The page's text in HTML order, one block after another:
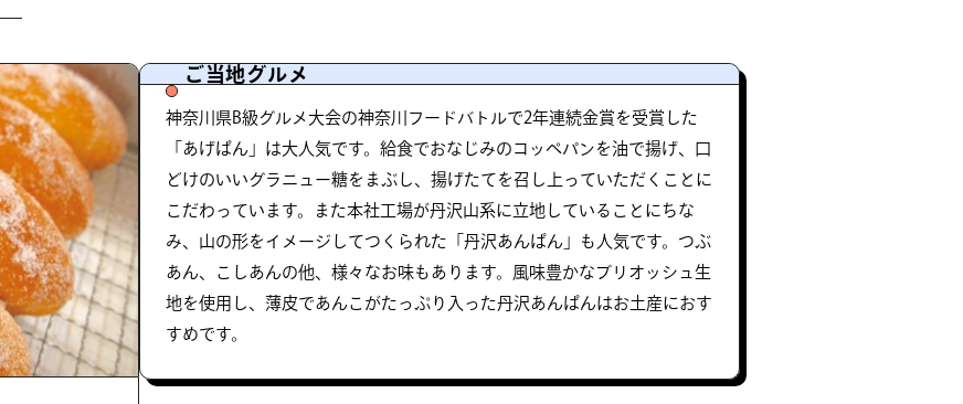
ご当地グルメ
神奈川県B級グルメ大会の神奈川フードバトルで2年連続金賞を受賞した
「あげぱん」は大人気です。給食でおなじみのコッペパンを油で揚げ、口
どけのいいグラニュー糖をまぶし、揚げたてを召し上っていただくことに
こだわっています。また本社工場が丹沢山系に立地していることにちな
み、山の形をイメージしてつくられた「丹沢あんぱん」も人気です。つぶ
あん、こしあんの他、様々なお味もあります。風味豊かなブリオッシュ生
地を使用し、薄皮であんこがたっぷり入った丹沢あんぱんはお土産におす
すめです。